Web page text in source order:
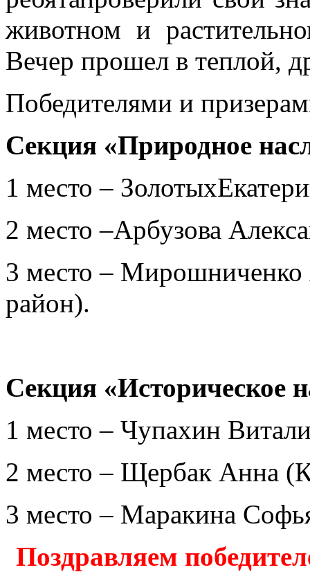
животном и
Вечер прошел в теплой,
Победителями и
Секция «Природное
1 место –
2 место –Арбузова
3 место – Мирошниченко
район).
Секция «Историческое
1 место – Чупахин
2 место – Щербак Анна
3 место – Маракина
Поздравляем